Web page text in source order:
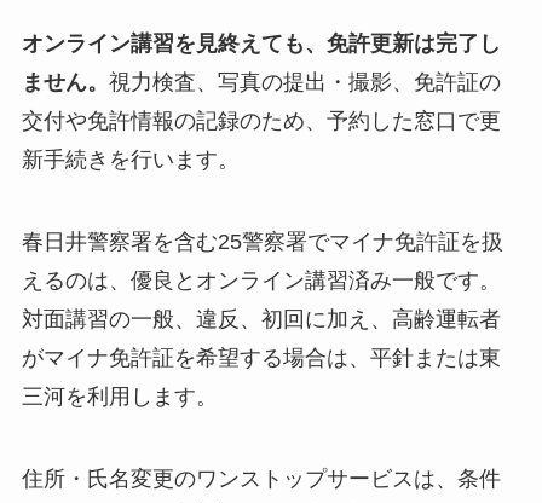
オンライン講習を見終えても、免許更新は完了し
ません。 視力検査、写真の提出・撮影、免許証の
交付や免許情報の記録のため、予約した窓口で更
新手続きを行います。
春日井警察署を含む25警察署でマイナ免許証を扱
えるのは、優良とオンライン講習済み一般です。
対面講習の一般、違反、初回に加え、高齢運転者
がマイナ免許証を希望する場合は、平針または東
三河を利用します。
住所・氏名変更のワンストップサービスは、条件